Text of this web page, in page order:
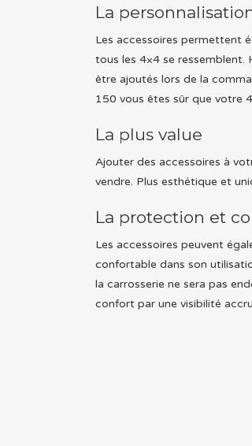
La
Les accessoires permettent
tous les 4×4 se ressemblent.
être ajoutés lors de la
150 vous êtes sûr que votre
La plus value
Ajouter des accessoires à
vendre. Plus esthétique et
La protection et
Les accessoires peuvent
confortable dans son
la carrosserie ne sera pas
confort par une visibilité